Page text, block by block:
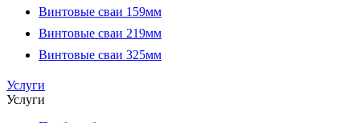
Винтовые сваи 159мм
Винтовые сваи 219мм
Винтовые сваи 325мм
Услуги
Услуги